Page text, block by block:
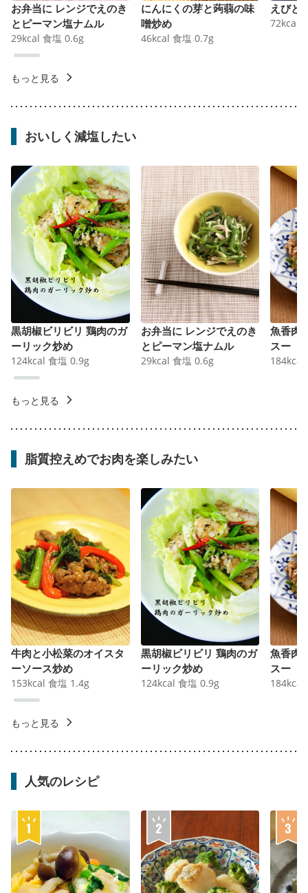
お弁当に レンジでえのき
とピーマン塩ナムル
29kcal 食塩 0.6g
にんにくの芽と蒟蒻の味
噌炒め
46kcal 食塩 0.7g
えびと
72kcal
もっと見る
おいしく減塩したい
黒胡椒ビリビリ 鶏肉のガ
ーリック炒め
124kcal 食塩 0.9g
お弁当に レンジでえのき
とピーマン塩ナムル
29kcal 食塩 0.6g
魚香肉
スー
184kcal
もっと見る
脂質控えめでお肉を楽しみたい
牛肉と小松菜のオイスタ
ーソース炒め
153kcal 食塩 1.4g
黒胡椒ビリビリ 鶏肉のガ
ーリック炒め
124kcal 食塩 0.9g
魚香肉
スー
184kcal
もっと見る
人気のレシピ